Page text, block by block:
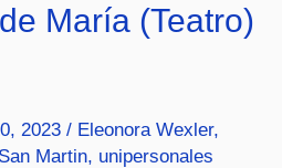
María (Teatro)
2023 / Eleonora Wexler,
Martin, unipersonales